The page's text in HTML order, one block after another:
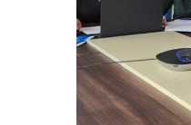
БЮДЖЕТ